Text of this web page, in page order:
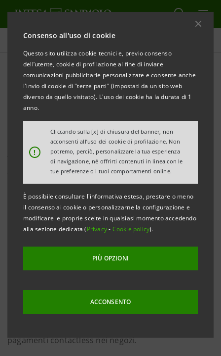
Consenso all'uso di cookie
Questo sito utilizza cookie tecnici e, previo consenso
dell’utente, cookie di profilazione al fine di inviare
comunicazioni pubblicitarie personalizzate e consente anche
l'invio di cookie di "terze parti" (impostati da un sito web
diverso da quello visitato). L'uso dei cookie ha la durata di 1
anno.
!
Cliccando sulla [x] di chiusura del banner, non
acconsenti all’uso dei cookie di profilazione. Non
potremo, perciò, personalizzare la tua esperienza
di navigazione, né offrirti contenuti in linea con le
tue preferenze o i tuoi comportamenti online.
È possibile consultare l'informativa estesa, prestare o meno
il consenso ai cookie o personalizzarne la configurazione e
modificare le proprie scelte in qualsiasi momento accedendo
alla sezione dedicata (Privacy- Cookie policy).
PIÙ OPZIONI
ACCONSENTO
Comunicati stampa
STAMPA AGGIORNA
Al Mobile World Congress 2022
Huawei, Intesa Sanpaolo e BANCOMAT S.p.A.
A breve, per la prima volta in Italia e in Europa, sarà
possibile utilizzare Huawei Payper pagare con le carte
emesse su circuito PagoBANCOMAT® di Intesa Sanpaolo
Milano, 28 febbraio 2022– L’ecosistema di servizi
Huawei Mobile Services (HMS) prosegue la sua
crescita per garantire un’offerta sempre più
pagamenti contactless nei negozi.